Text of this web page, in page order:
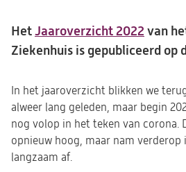
HetJaaroverzicht 2022 (opent
in
nieuwe
tab)
van
Ziekenhuis is gepubliceerd op
In het jaaroverzicht blikken we
alweer lang geleden, maar begin
nog volop in het teken van corona.
opnieuw hoog, maar nam verderop
langzaam af.